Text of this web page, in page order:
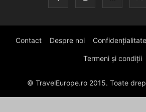
Contact Despre noi Confidențialitate
Termeni și condiții
© TravelEurope.ro 2015. Toate